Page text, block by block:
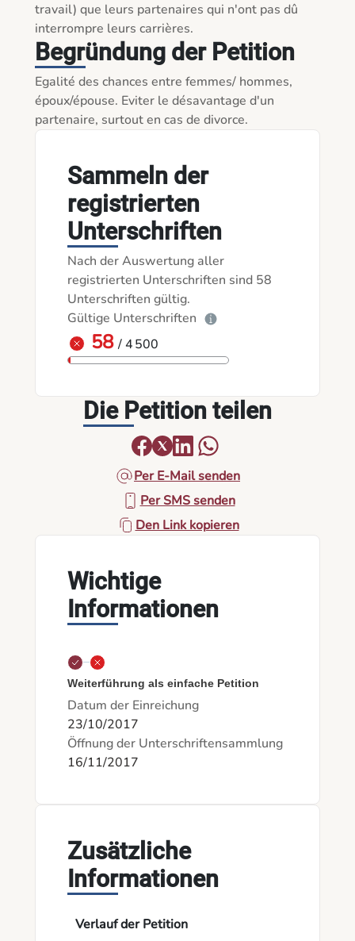
travail) que leurs partenaires qui n'ont pas dû
Begründung der Petition
Egalité des chances entre femmes/ hommes,
époux/épouse. Eviter le désavantage d'un
Sammeln der
registrierten
Unterschriften
Nach der Auswertung aller
registrierten Unterschriften sind 58
Unterschriften gültig.
Gültige Unterschriften
58 / 4 500
Die Petition teilen
Per E-Mail senden
Per SMS senden
Den Link kopieren
Wichtige
Informationen
Weiterführung als einfache Petition
Datum der Einreichung
23/10/2017
Öffnung der Unterschriftensammlung
16/11/2017
Zusätzliche
Informationen
Verlauf der Petition